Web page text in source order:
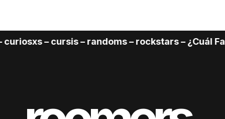
cursis – randoms – rockstars – ¿Cuál Faltó?